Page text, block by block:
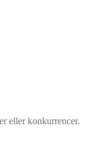
eller konkurrencer.